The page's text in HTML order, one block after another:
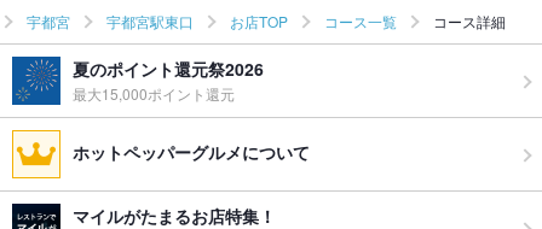
宇都宮 宇都宮駅東口 お店TOP コース一覧 コース詳細
夏のポイント還元祭2026
最大15,000ポイント還元
ホットペッパーグルメについて
マイルがたまるお店特集！